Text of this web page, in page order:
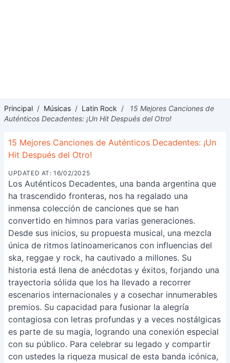
Principal / Músicas / Latin Rock /
15 Mejores Canciones de
Auténticos Decadentes: ¡Un Hit Después del Otro!
15 Mejores Canciones de Auténticos Decadentes: ¡Un
Hit Después del Otro!
UPDATED AT: 16/02/2025
Los Auténticos Decadentes, una banda argentina que
ha trascendido fronteras, nos ha regalado una
inmensa colección de canciones que se han
convertido en himnos para varias generaciones.
Desde sus inicios, su propuesta musical, una mezcla
única de ritmos latinoamericanos con influencias del
ska, reggae y rock, ha cautivado a millones. Su
historia está llena de anécdotas y éxitos, forjando una
trayectoria sólida que los ha llevado a recorrer
escenarios internacionales y a cosechar innumerables
premios. Su capacidad para fusionar la alegría
contagiosa con letras profundas y a veces nostálgicas
es parte de su magia, logrando una conexión especial
con su público. Para celebrar su legado y compartir
con ustedes la riqueza musical de esta banda icónica,